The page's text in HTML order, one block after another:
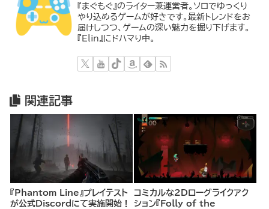
『まぐもぐ』のライター兼運営者。ソロでゆっくり
やり込めるゲームが好きです。最新トレンドをお
届けしつつ、ゲームの深い魅力を掘り下げます。
『Elin』にドハマり中。
関連記事
『Phantom Line』プレイテスト
が公式Discordにて実施開始！
コミカルな2Dローグライクアク
ション『Folly of the